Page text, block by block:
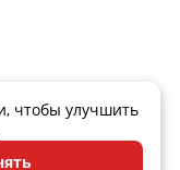
чтобы улучшить